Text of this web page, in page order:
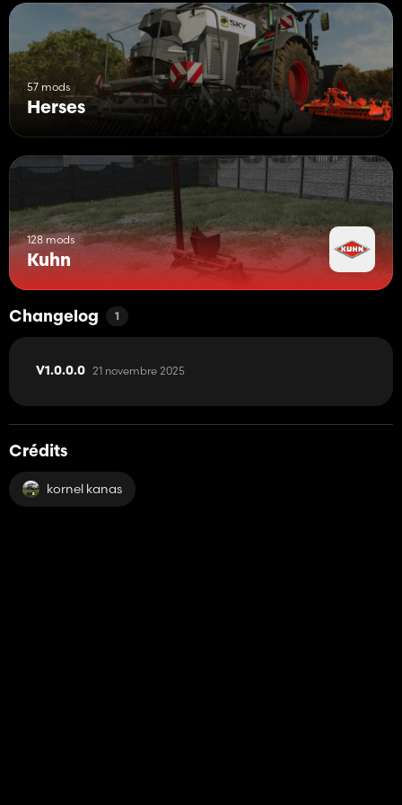
57 mods
Herses
128 mods
Kuhn
Changelog 1
V1.0.0.0 21 novembre 2025
Crédits
kornel kanas